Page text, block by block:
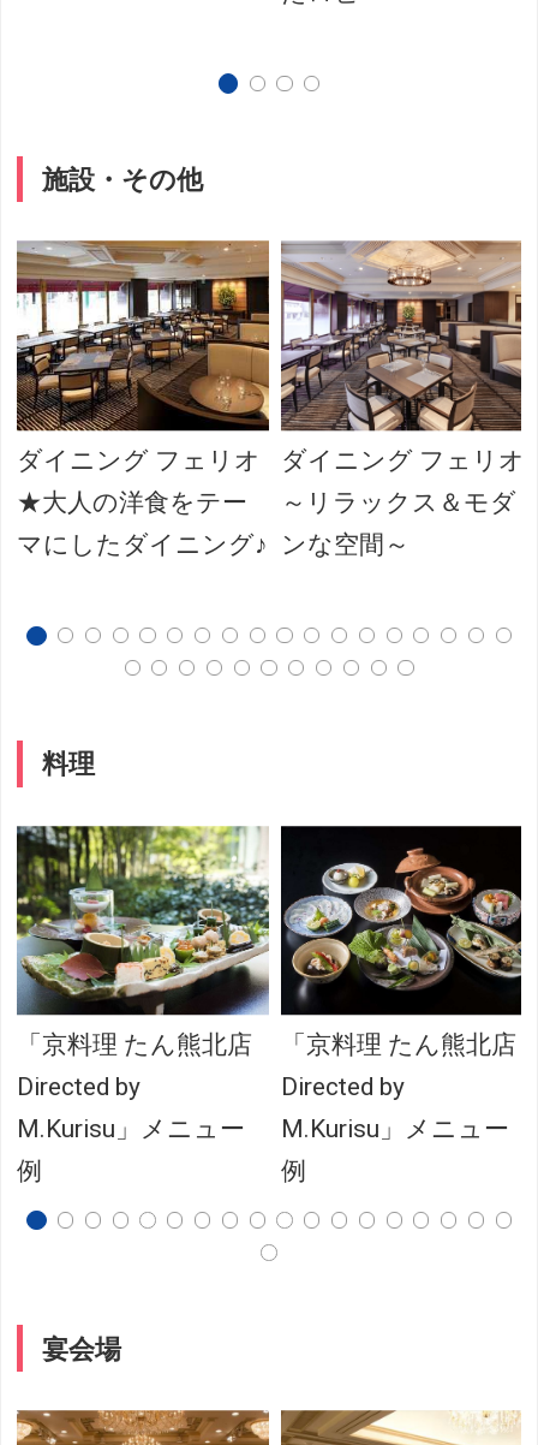
施設・その他
ダイニング フェリオ
★大人の洋食をテー
マにしたダイニング♪
ダイニング フェリオ
～リラックス＆モダ
ンな空間～
料理
「京料理 たん熊北店
Directed by
M.Kurisu」メニュー
例
「京料理 たん熊北店
Directed by
M.Kurisu」メニュー
例
宴会場